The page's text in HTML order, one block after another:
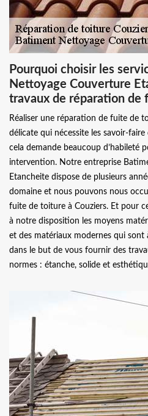
Pourquoi choisir les
Nettoyage Couverture
travaux de réparation de
Réaliser une réparation de fuite de
délicate qui nécessite les savoir-
cela demande beaucoup d’habileté
intervention. Notre entreprise
Etancheite dispose de plusieurs
domaine et nous pouvons nous
fuite de toiture à Couziers. Et pour
à notre disposition les moyens
et des matériaux modernes qui sont
dans le but de vous fournir des
normes : étanche, solide et